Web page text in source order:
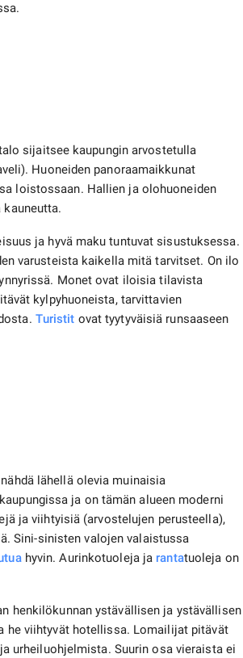
sijaitsee kaupungin arvostetulla
Huoneiden panoraamaikkunat
loistossaan. Hallien ja olohuoneiden
ja hyvä maku tuntuvat sisustuksessa.
varusteista kaikella mitä tarvitset. On ilo
Monet ovat iloisia tilavista
kylpyhuoneista, tarvittavien
Turistit ovat tyytyväisiä runsaaseen
lähellä olevia muinaisia
ja on tämän alueen moderni
ja viihtyisiä (arvostelujen perusteella),
Sini-sinisten valojen valaistussa
hyvin. Aurinkotuoleja ja rantatuoleja on
henkilökunnan ystävällisen ja ystävällisen
he viihtyvät hotellissa. Lomailijat pitävät
urheiluohjelmista. Suurin osa vieraista ei